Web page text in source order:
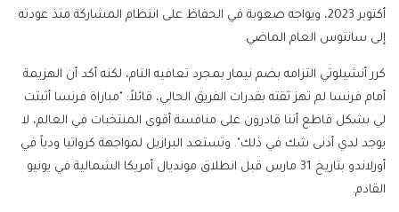
أكتوبر 2023، ويواجه صعوبة في الحفاظ على انتظام المشاركة منذ عودته
إلى سانتوس العام الماضي.
كرر أنشيلوتي التزامه بضم نيمار بمجرد تعافيه التام، لكنه أكد أن الهزيمة
أمام فرنسا لم تهز ثقته بقدرات الفريق الحالي، قائلاً: "مباراة فرنسا أثبتت
لي بشكل قاطع أننا قادرون على منافسة أقوى المنتخبات في العالم، لا
يوجد لدي أدنى شك في ذلك". وتستعد البرازيل لمواجهة كرواتيا ودياً في
أورلاندو بتاريخ 31 مارس قبل انطلاق مونديال أمريكا الشمالية في يونيو
القادم.